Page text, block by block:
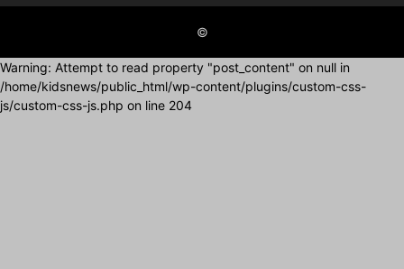
©
Warning: Attempt to read property "post_content" on null in
/home/kidsnews/public_html/wp-content/plugins/custom-css-
js/custom-css-js.php on line 204